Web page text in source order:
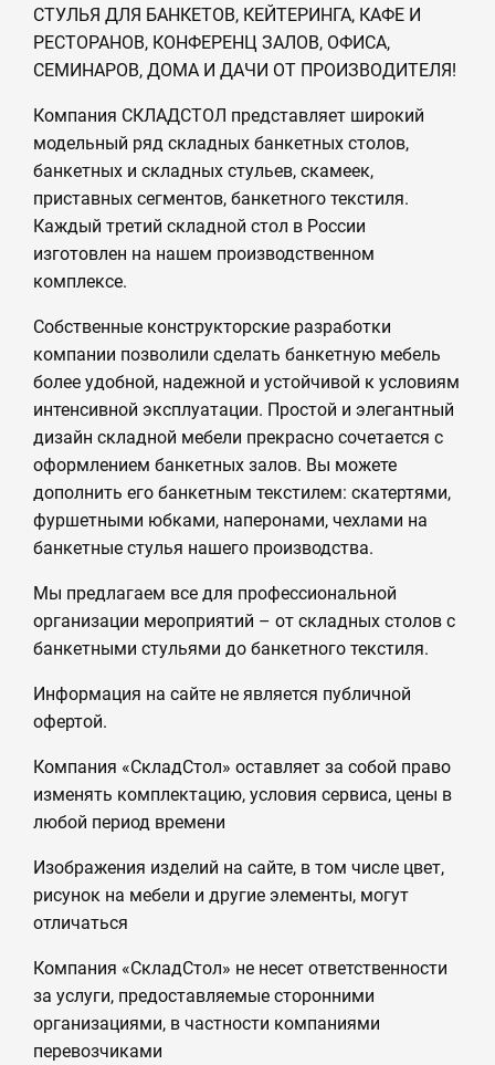
СТУЛЬЯ ДЛЯ БАНКЕТОВ, КЕЙТЕРИНГА, КАФЕ И
РЕСТОРАНОВ, КОНФЕРЕНЦ ЗАЛОВ, ОФИСА,
СЕМИНАРОВ, ДОМА И ДАЧИ ОТ ПРОИЗВОДИТЕЛЯ!
Компания СКЛАДСТОЛ представляет широкий
модельный ряд складных банкетных столов,
банкетных и складных стульев, скамеек,
приставных сегментов, банкетного текстиля.
Каждый третий складной стол в России
изготовлен на нашем производственном
комплексе.
Собственные конструкторские разработки
компании позволили сделать банкетную мебель
более удобной, надежной и устойчивой к условиям
интенсивной эксплуатации. Простой и элегантный
дизайн складной мебели прекрасно сочетается с
оформлением банкетных залов. Вы можете
дополнить его банкетным текстилем: скатертями,
фуршетными юбками, наперонами, чехлами на
банкетные стулья нашего производства.
Мы предлагаем все для профессиональной
организации мероприятий – от складных столов с
банкетными стульями до банкетного текстиля.
Информация на сайте не является публичной
офертой.
Компания «СкладСтол» оставляет за собой право
изменять комплектацию, условия сервиса, цены в
любой период времени
Изображения изделий на сайте, в том числе цвет,
рисунок на мебели и другие элементы, могут
отличаться
Компания «СкладСтол» не несет ответственности
за услуги, предоставляемые сторонними
организациями, в частности компаниями
перевозчиками